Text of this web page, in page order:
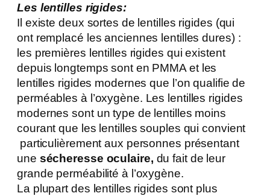
Les lentilles rigides:
Il existe deux sortes de lentilles rigides (qui
ont remplacé les anciennes lentilles dures) :
les premières lentilles rigides qui existent
depuis longtemps sont en PMMA et les
lentilles rigides modernes que l’on qualifie de
perméables à l’oxygène. Les lentilles rigides
modernes sont un type de lentilles moins
courant que les lentilles souples qui convient
particulièrement aux personnes présentant
une sécheresse oculaire, du fait de leur
grande perméabilité à l’oxygène.
La plupart des lentilles rigides sont plus